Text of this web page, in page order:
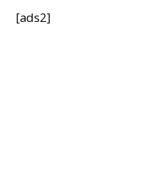
[ads2]